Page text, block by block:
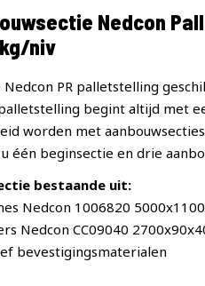
Nedcon
niv
Nedcon PR palletstelling
begint altijd met
worden met
één beginsectie en drie
bestaande uit:
Nedcon 1006820
Nedcon CC09040
bevestigingsmaterialen